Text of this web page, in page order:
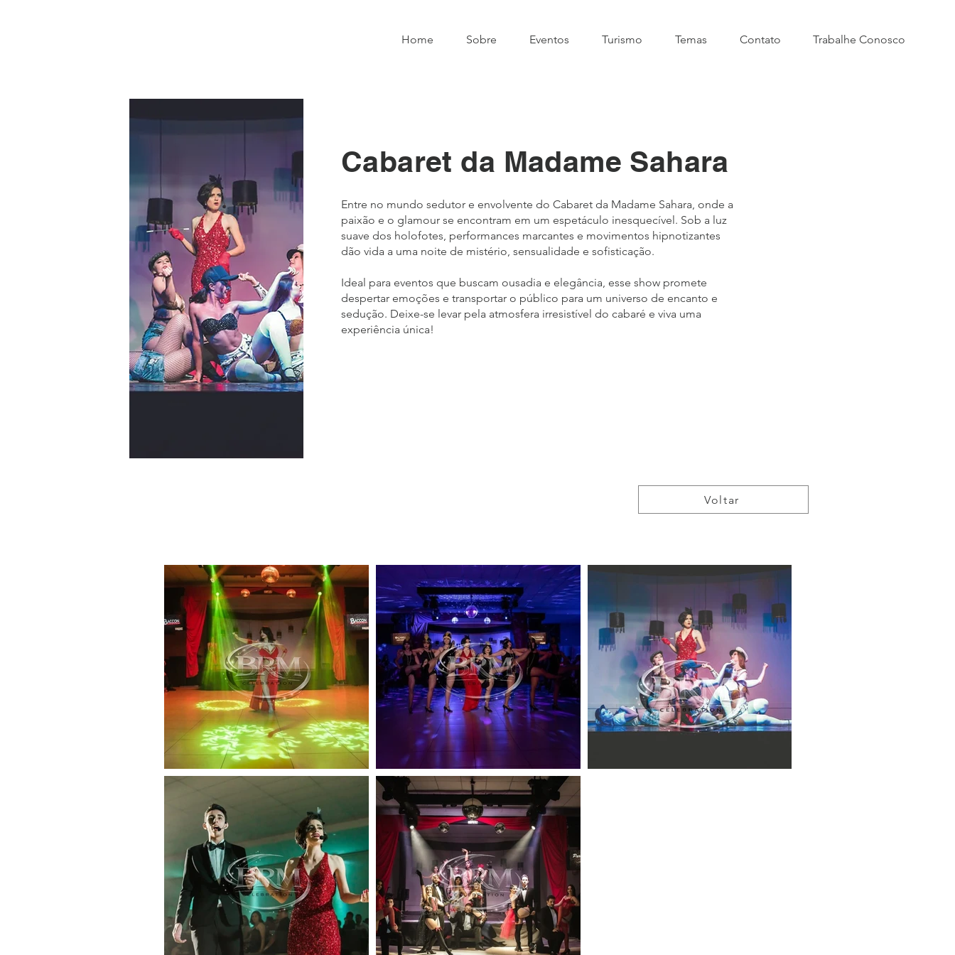
Home Sobre Eventos Turismo Temas Contato Trabalhe Conosco
Cabaret da Madame Sahara
Entre no mundo sedutor e envolvente do Cabaret da Madame Sahara, onde a
paixão e o glamour se encontram em um espetáculo inesquecível. Sob a luz
suave dos holofotes, performances marcantes e movimentos hipnotizantes
dão vida a uma noite de mistério, sensualidade e sofisticação.
Ideal para eventos que buscam ousadia e elegância, esse show promete
despertar emoções e transportar o público para um universo de encanto e
sedução. Deixe-se levar pela atmosfera irresistível do cabaré e viva uma
experiência única!
Voltar